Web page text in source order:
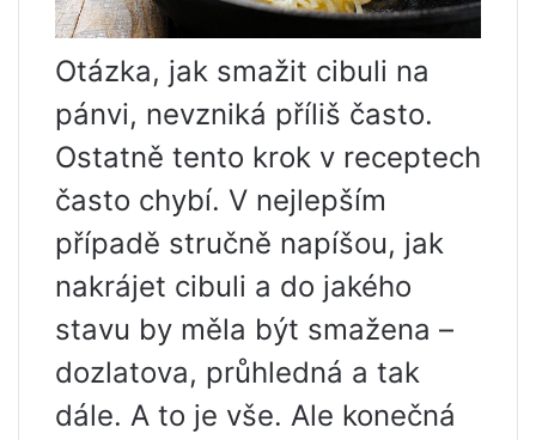
Otázka, jak smažit cibuli na
pánvi, nevzniká příliš často.
Ostatně tento krok v receptech
často chybí. V nejlepším
případě stručně napíšou, jak
nakrájet cibuli a do jakého
stavu by měla být smažena –
dozlatova, průhledná a tak
dále. A to je vše. Ale konečná